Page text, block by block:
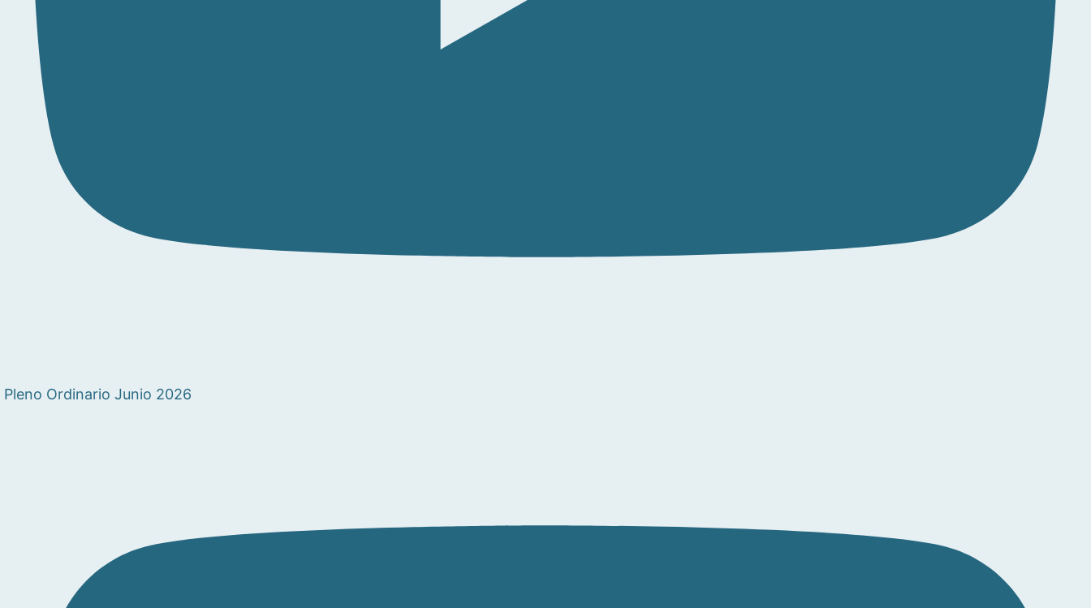
Pleno Ordinario Junio 2026